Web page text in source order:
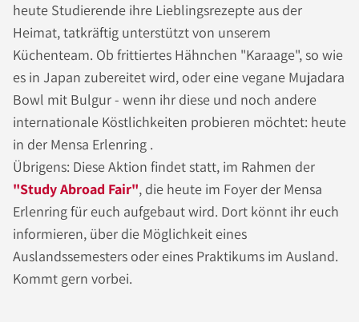
heute Studierende ihre Lieblingsrezepte aus der
Heimat, tatkräftig unterstützt von unserem
Küchenteam. Ob frittiertes Hähnchen "Karaage", so wie
es in Japan zubereitet wird, oder eine vegane Mujadara
Bowl mit Bulgur - wenn ihr diese und noch andere
internationale Köstlichkeiten probieren möchtet: heute
in der Mensa Erlenring .
Übrigens: Diese Aktion findet statt, im Rahmen der
"Study Abroad Fair", die heute im Foyer der Mensa
Erlenring für euch aufgebaut wird. Dort könnt ihr euch
informieren, über die Möglichkeit eines
Auslandssemesters oder eines Praktikums im Ausland.
Kommt gern vorbei.